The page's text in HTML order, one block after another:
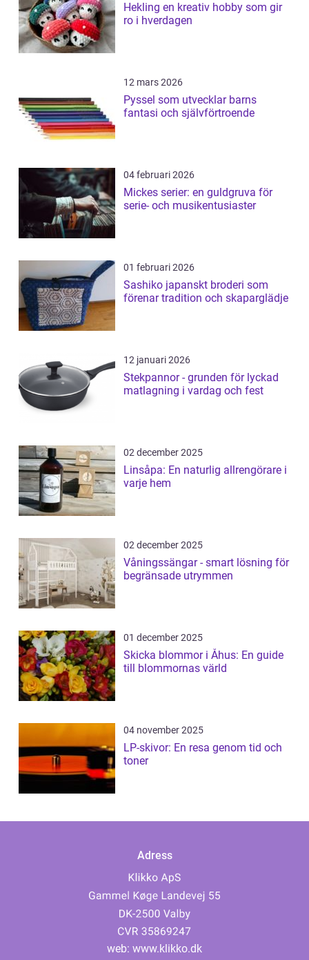
Hekling en kreativ hobby som gir
ro i hverdagen
12 mars 2026
Pyssel som utvecklar barns
fantasi och självförtroende
04 februari 2026
Mickes serier: en guldgruva för
serie- och musikentusiaster
01 februari 2026
Sashiko japanskt broderi som
förenar tradition och skaparglädje
12 januari 2026
Stekpannor - grunden för lyckad
matlagning i vardag och fest
02 december 2025
Linsåpa: En naturlig allrengörare i
varje hem
02 december 2025
Våningssängar - smart lösning för
begränsade utrymmen
01 december 2025
Skicka blommor i Åhus: En guide
till blommornas värld
04 november 2025
LP-skivor: En resa genom tid och
toner
Adress
web: www.klikko.dk